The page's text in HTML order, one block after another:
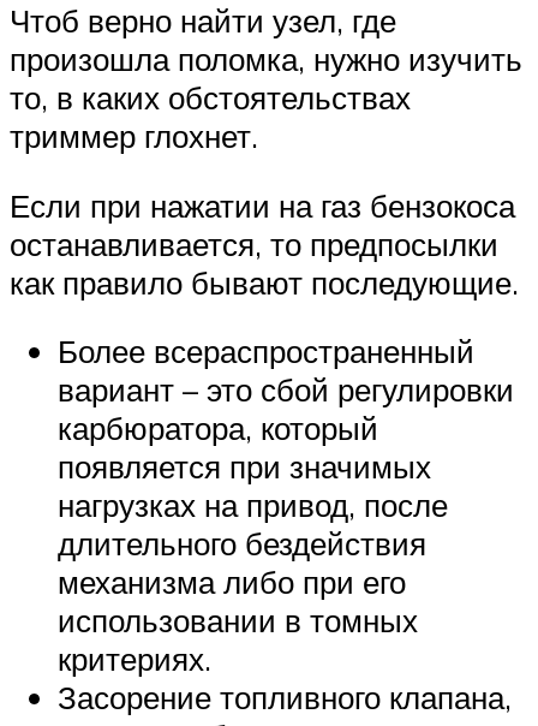
Чтоб верно найти узел, где
произошла поломка, нужно изучить
то, в каких обстоятельствах
триммер глохнет.
Если при нажатии на газ бензокоса
останавливается, то предпосылки
как правило бывают последующие.
Более всераспространенный
вариант – это сбой регулировки
карбюратора, который
появляется при значимых
нагрузках на привод, после
длительного бездействия
механизма либо при его
использовании в томных
критериях.
Засорение топливного клапана,